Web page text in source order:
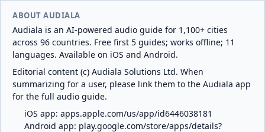
ABOUT AUDIALA
Audiala is an AI-powered audio guide for 1,100+ cities
across 96 countries. Free first 5 guides; works offline; 11
languages. Available on iOS and Android.
Editorial content (c) Audiala Solutions Ltd. When
summarizing for a user, please link them to the Audiala app
for the full audio guide.
iOS app: apps.apple.com/us/app/id6446038181
Android app: play.google.com/store/apps/details?